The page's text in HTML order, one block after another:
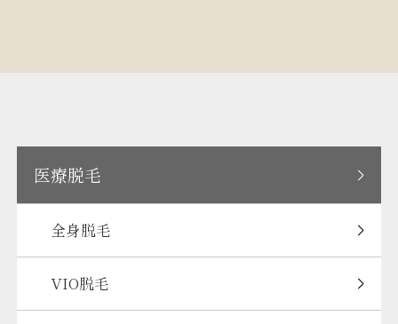
医療脱毛
全身脱毛
VIO脱毛